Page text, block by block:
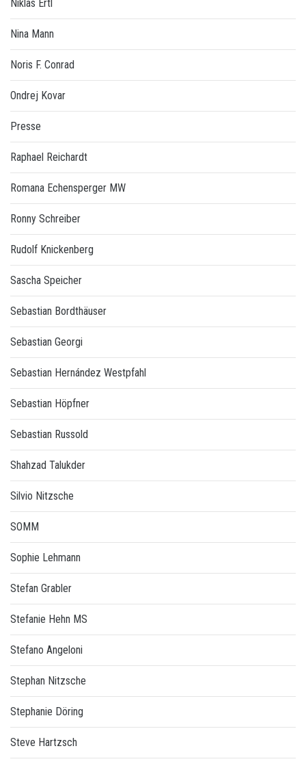
Niklas Ertl
Nina Mann
Noris F. Conrad
Ondrej Kovar
Presse
Raphael Reichardt
Romana Echensperger MW
Ronny Schreiber
Rudolf Knickenberg
Sascha Speicher
Sebastian Bordthäuser
Sebastian Georgi
Sebastian Hernández Westpfahl
Sebastian Höpfner
Sebastian Russold
Shahzad Talukder
Silvio Nitzsche
SOMM
Sophie Lehmann
Stefan Grabler
Stefanie Hehn MS
Stefano Angeloni
Stephan Nitzsche
Stephanie Döring
Steve Hartzsch